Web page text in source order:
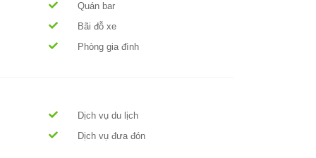
Quán bar
Bãi đỗ xe
Phòng gia đình
Dịch vụ du lịch
Dịch vụ đưa đón